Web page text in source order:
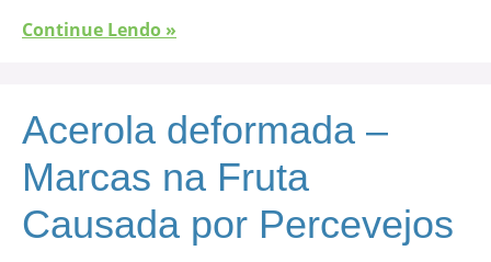
Continue Lendo »
Acerola deformada –
Marcas na Fruta
Causada por Percevejos